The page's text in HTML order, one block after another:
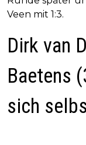
Veen mit 1:3.
Dirk van
Baetens
sich